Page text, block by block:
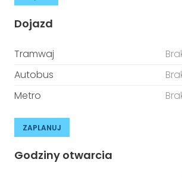
Dojazd
Tramwaj
Autobus
Metro
ZAPLANUJ
Godziny otwarcia